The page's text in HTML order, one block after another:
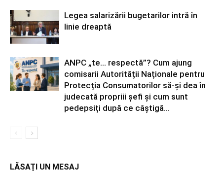
Legea salarizării bugetarilor intră în
linie dreaptă
ANPC „te… respectă”? Cum ajung
comisarii Autorității Naționale pentru
Protecția Consumatorilor să-și dea în
judecată propriii șefi și cum sunt
pedepsiți după ce câștigă...
LĂSAȚI UN MESAJ